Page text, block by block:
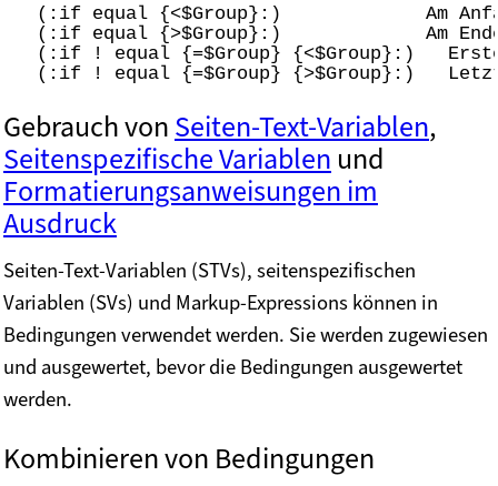
(:if equal {<$Group}:)
Am
(:if equal {>$Group}:)
Am
(:if ! equal {=$Group} {<$Group}:)
(:if ! equal {=$Group} {>$Group}:)
Gebrauch von Seiten-Text-Variablen,
Seitenspezifische Variablen und
Formatierungsanweisungen im
Ausdruck
Seiten-Text-Variablen (STVs), seitenspezifischen
Variablen (SVs) und Markup-Expressions können in
Bedingungen verwendet werden. Sie werden zugewiesen
und ausgewertet, bevor die Bedingungen ausgewertet
werden.
Kombinieren von Bedingungen